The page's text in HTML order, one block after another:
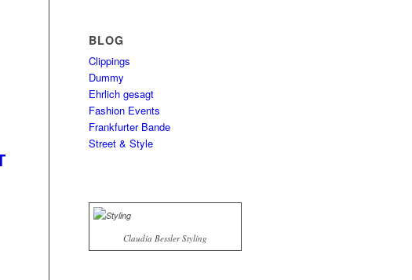
BLOG
Clippings
Dummy
Ehrlich gesagt
Fashion Events
Frankfurter Bande
Street & Style
Claudia Bessler Styling